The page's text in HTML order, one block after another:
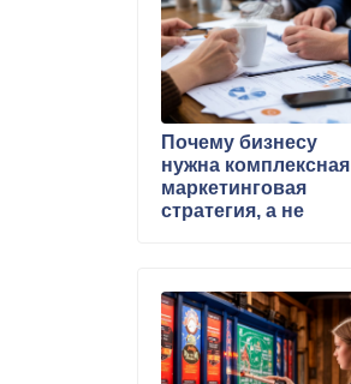
Почему бизнесу
нужна комплексная
маркетинговая
стратегия, а не